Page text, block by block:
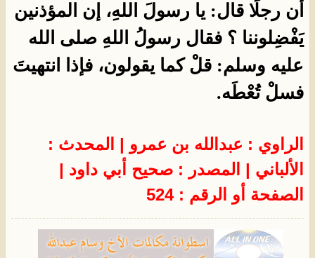
أن رجلًا قال: يا رسولَ اللهِ، إن المؤذنين
يَفْضِلوننا ؟ فقال رسولُ اللهِ صلى الله
عليه وسلم: قلْ كما يقولون، فإذا انتهيتَ
فسلْ تُعْطَه.
الراوي : عبدالله بن عمرو | المحدث :
الألباني | المصدر : صحيح أبي داود |
الصفحة أو الرقم : 524